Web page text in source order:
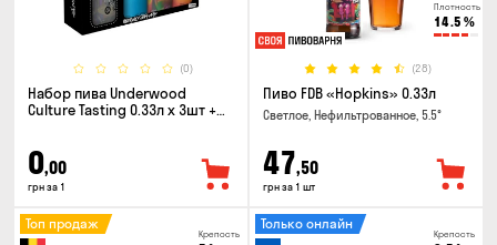
(0)
Набор пива Underwood
Culture Tasting 0.33л x 3шт +
0,00
грн за 1
Плотность
14.5 %
(28)
Пиво FDB «Hopkins» 0.33л
Светлое, Нефильтрованное, 5.5°
47,50
грн за 1 шт
Крепость
Топ продаж
Крепость
Только онлайн